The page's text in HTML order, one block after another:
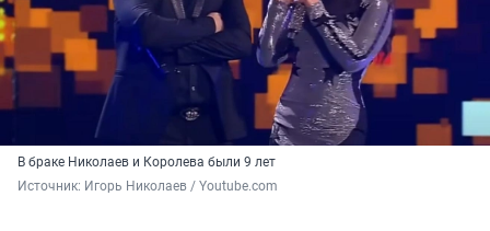
В браке Николаев и Королева были 9 лет
Источник: Игорь Николаев / Youtube.com